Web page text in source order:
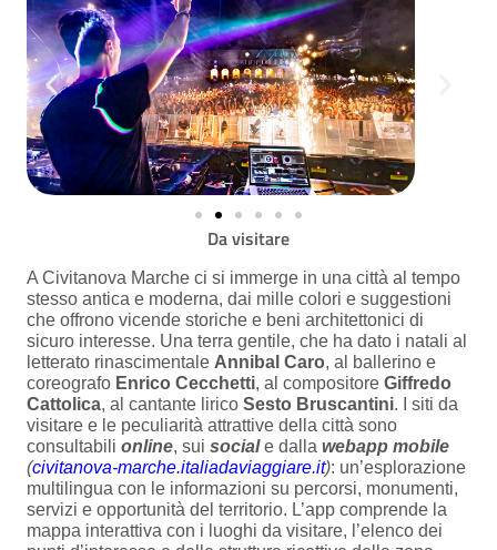
Da visitare
A Civitanova Marche ci si immerge in una città al tempo
stesso antica e moderna, dai mille colori e suggestioni
che offrono vicende storiche e beni architettonici di
sicuro interesse. Una terra gentile, che ha dato i natali al
letterato rinascimentale Annibal Caro, al ballerino e
coreografo Enrico Cecchetti, al compositore Giffredo
Cattolica, al cantante lirico Sesto Bruscantini. I siti da
visitare e le peculiarità attrattive della città sono
consultabili online, sui sociale dalla webapp mobile
(civitanova-marche.italiadaviaggiare.it): un’esplorazione
multilingua con le informazioni su percorsi, monumenti,
servizi e opportunità del territorio. L’app comprende la
mappa interattiva con i luoghi da visitare, l’elenco dei